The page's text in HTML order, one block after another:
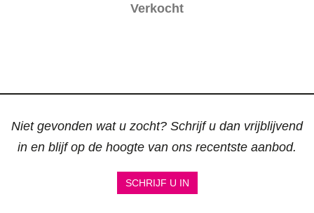
Verkocht
Niet gevonden wat u zocht? Schrijf u dan vrijblijvend
in en blijf op de hoogte van ons recentste aanbod.
SCHRIJF U IN